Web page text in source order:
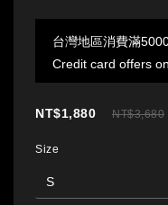
台灣地區消費滿
Credit card offers
NT$3,680
NT$1,880
Size